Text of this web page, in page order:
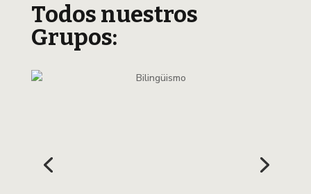
Todos nuestros
Grupos: